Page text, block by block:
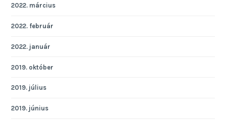
2022. március
2022. február
2022. január
2019. október
2019. július
2019. június